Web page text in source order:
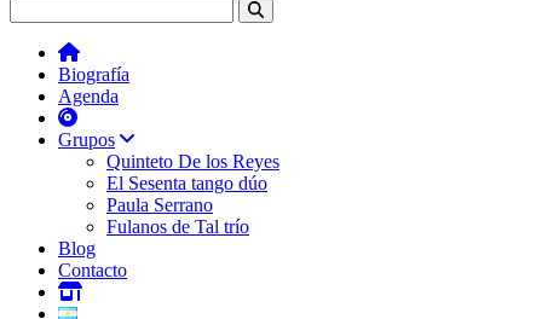
Biografía
Agenda
Grupos
Quinteto De los Reyes
El Sesenta tango dúo
Paula Serrano
Fulanos de Tal trío
Blog
Contacto